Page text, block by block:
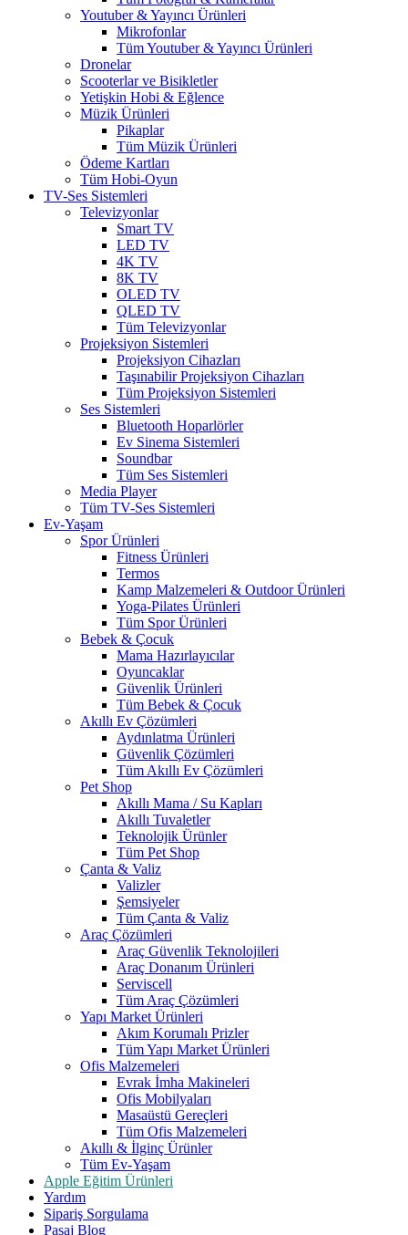
Youtuber & Yayıncı Ürünleri
Mikrofonlar
Tüm Youtuber & Yayıncı Ürünleri
Dronelar
Scooterlar ve Bisikletler
Yetişkin Hobi & Eğlence
Müzik Ürünleri
Pikaplar
Tüm Müzik Ürünleri
Ödeme Kartları
Tüm Hobi-Oyun
TV-Ses Sistemleri
Televizyonlar
Smart TV
LED TV
4K TV
8K TV
OLED TV
QLED TV
Tüm Televizyonlar
Projeksiyon Sistemleri
Projeksiyon Cihazları
Taşınabilir Projeksiyon Cihazları
Tüm Projeksiyon Sistemleri
Ses Sistemleri
Bluetooth Hoparlörler
Ev Sinema Sistemleri
Soundbar
Tüm Ses Sistemleri
Media Player
Tüm TV-Ses Sistemleri
Ev-Yaşam
Spor Ürünleri
Fitness Ürünleri
Termos
Kamp Malzemeleri & Outdoor Ürünleri
Yoga-Pilates Ürünleri
Tüm Spor Ürünleri
Bebek & Çocuk
Mama Hazırlayıcılar
Oyuncaklar
Güvenlik Ürünleri
Tüm Bebek & Çocuk
Akıllı Ev Çözümleri
Aydınlatma Ürünleri
Güvenlik Çözümleri
Tüm Akıllı Ev Çözümleri
Pet Shop
Akıllı Mama / Su Kapları
Akıllı Tuvaletler
Teknolojik Ürünler
Tüm Pet Shop
Çanta & Valiz
Valizler
Şemsiyeler
Tüm Çanta & Valiz
Araç Çözümleri
Araç Güvenlik Teknolojileri
Araç Donanım Ürünleri
Serviscell
Tüm Araç Çözümleri
Yapı Market Ürünleri
Akım Korumalı Prizler
Tüm Yapı Market Ürünleri
Ofis Malzemeleri
Evrak İmha Makineleri
Ofis Mobilyaları
Masaüstü Gereçleri
Tüm Ofis Malzemeleri
Akıllı & İlginç Ürünler
Tüm Ev-Yaşam
Apple Eğitim Ürünleri
Yardım
Sipariş Sorgulama
Pasaj Blog